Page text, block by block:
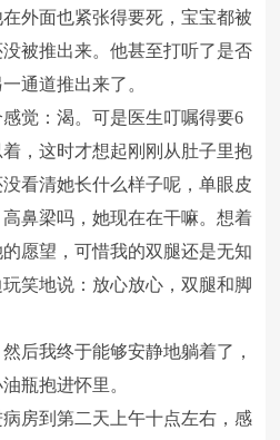
外面也紧张得要死，宝宝都被
被推出来。他甚至打听了是否
通道推出来了。
觉：渴。可是医生叮嘱得要6
，这时才想起刚刚从肚子里抱
看清她长什么样子呢，单眼皮
鼻梁吗，她现在在干嘛。想着
愿望，可惜我的双腿还是无知
笑地说：放心放心，双腿和脚
后我终于能够安静地躺着了，
瓶抱进怀里。
房到第二天上午十点左右，感